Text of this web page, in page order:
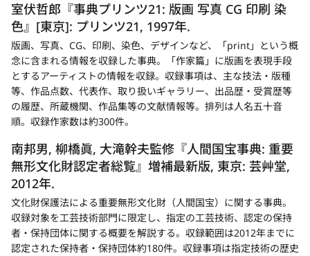
室伏哲郎『事典プリンツ21: 版画 写真 CG 印刷 染
色』[東京]: プリンツ21, 1997年.
版画、写真、CG、印刷、染色、デザインなど、「print」という概
念に含まれる情報を収録した事典。「作家篇」に版画を表現手段
とするアーティストの情報を収録。収録事項は、主な技法・版種
等、作品点数、代表作、取り扱いギャラリー、出品歴・受賞歴等
の履歴、所蔵機関、作品集等の文献情報等。排列は人名五十音
順。収録作家数は約300件。
南邦男, 柳橋眞, 大滝幹夫監修『人間国宝事典: 重要
無形文化財認定者総覧』増補最新版, 東京: 芸艸堂,
2012年.
文化財保護法による重要無形文化財（人間国宝）に関する事典。
収録対象を工芸技術部門に限定し、指定の工芸技術、認定の保持
者・保持団体に関する概要を解説する。収録範囲は2012年までに
認定された保持者・保持団体約180件。収録事項は指定技術の歴史